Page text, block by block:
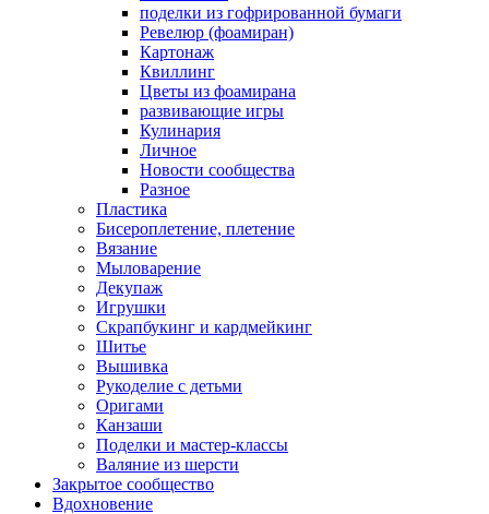
поделки из гофрированной бумаги
Ревелюр (фоамиран)
Картонаж
Квиллинг
Цветы из фоамирана
развивающие игры
Кулинария
Личное
Новости сообщества
Разное
Пластика
Бисероплетение, плетение
Вязание
Мыловарение
Декупаж
Игрушки
Скрапбукинг и кардмейкинг
Шитье
Вышивка
Рукоделие с детьми
Оригами
Канзаши
Поделки и мастер-классы
Валяние из шерсти
Закрытое сообщество
Вдохновение